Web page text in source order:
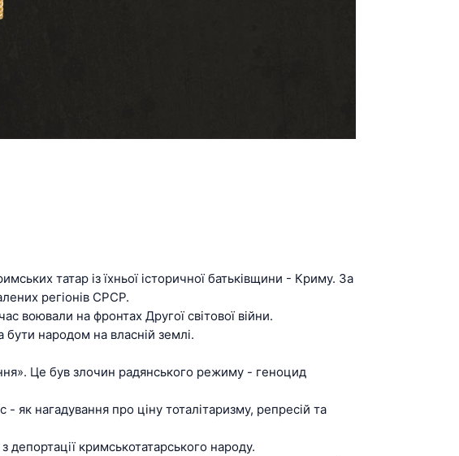
татар із їхньої історичної батьківщини - Криму. За
регіонів СРСР.
воювали на фронтах Другої світової війни.
народом на власній землі.
Це був злочин радянського режиму - геноцид
нагадування про ціну тоталітаризму, репресій та
кримськотатарського народу.